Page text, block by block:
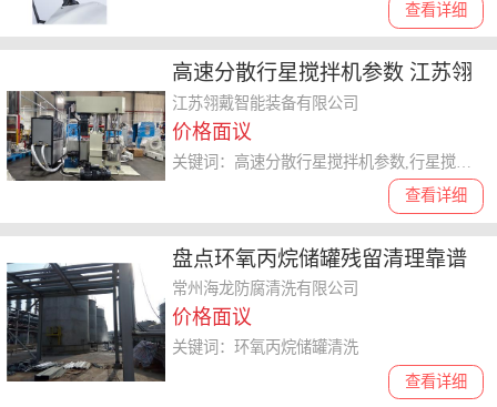
查看详细
高速分散行星搅拌机参数 江苏翎
戴智能装备供应
江苏翎戴智能装备有限公司
价格面议
查看详细
盘点环氧丙烷储罐残留清理靠谱
公司，哪家性价比高
常州海龙防腐清洗有限公司
价格面议
查看详细
关键词：环氧丙烷储罐清洗